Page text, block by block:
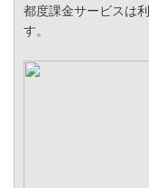
都度課金サービスは
す。